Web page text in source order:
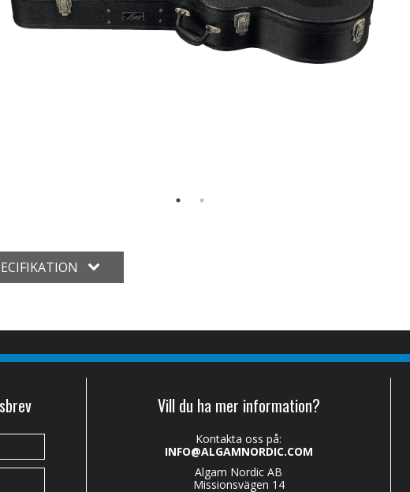
Vill du ha mer information?
Kontakta oss på:
INFO@ALGAMNORDIC.COM
Algam Nordic AB
Missionsvägen 14